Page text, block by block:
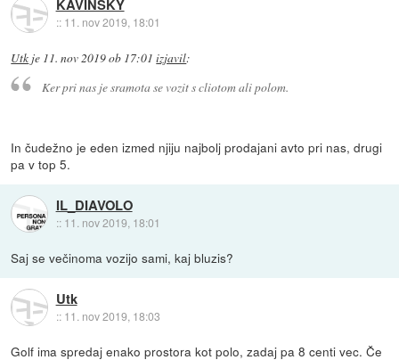
KAVINSKY
:: 11. nov 2019, 18:01
Utk je 11. nov 2019 ob 17:01 izjavil:
Ker pri nas je sramota se vozit s cliotom ali polom.
In čudežno je eden izmed njiju najbolj prodajani avto pri nas, drugi
pa v top 5.
IL_DIAVOLO
:: 11. nov 2019, 18:01
Saj se večinoma vozijo sami, kaj bluzis?
Utk
:: 11. nov 2019, 18:03
Golf ima spredaj enako prostora kot polo, zadaj pa 8 centi vec. Če